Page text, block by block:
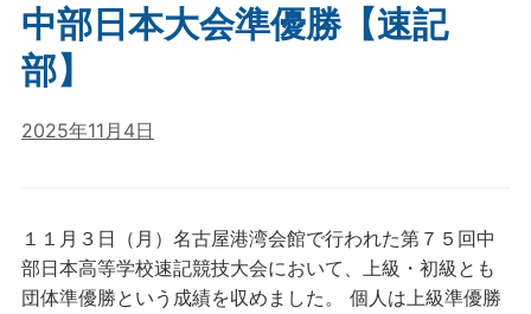
中部日本大会準優勝【速記
部】
2025年11月4日
１１月３日（月）名古屋港湾会館で行われた第７５回中
部日本高等学校速記競技大会において、上級・初級とも
団体準優勝という成績を収めました。 個人は上級準優勝